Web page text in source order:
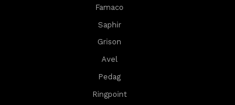
Famaco
Saphir
Grison
Avel
Pedag
Ringpoint